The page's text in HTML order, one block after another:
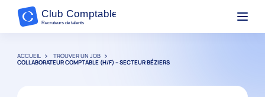
ACCUEIL
TROUVER UN JOB
COLLABORATEUR COMPTABLE (H/F) – SECTEUR BÉZIERS